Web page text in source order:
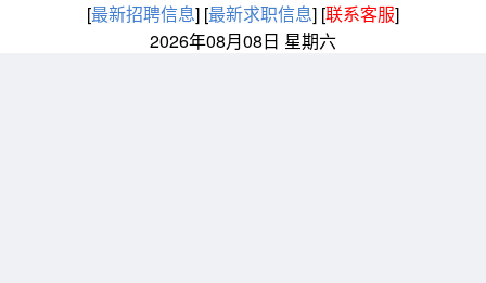
[最新招聘信息] [最新求职信息] [联系客服]
2026年08月08日 星期六